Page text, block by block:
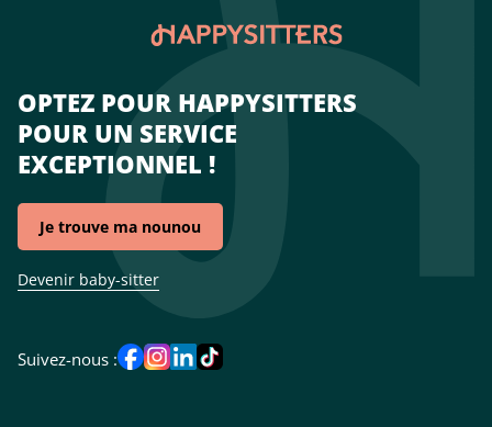
OPTEZ POUR HAPPYSITTERS
POUR UN SERVICE
EXCEPTIONNEL !
Je trouve ma nounou
Devenir baby-sitter
Suivez-nous :